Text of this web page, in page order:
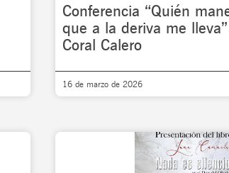
Conferencia “Quién
que a la deriva me
Coral Calero
16 de marzo de 2026